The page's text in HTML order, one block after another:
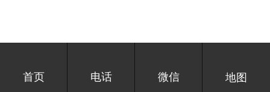
首页 电话 微信 地图